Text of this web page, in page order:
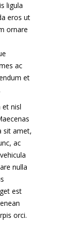
ligula
eros ut
ornare
ac
et
et nisl
sit amet,
ac
nulla
est
orci.